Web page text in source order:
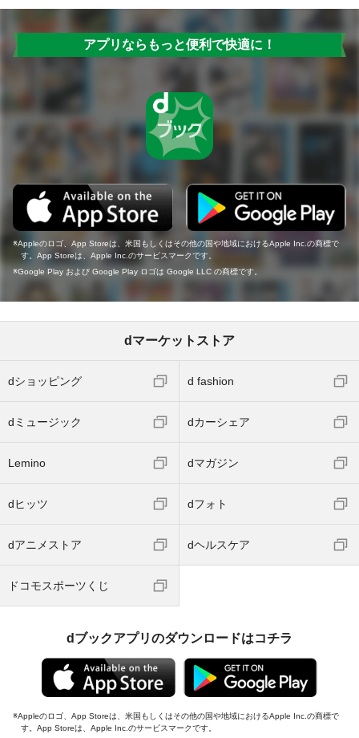
アプリならもっと便利で快適に！
Appleのロゴ、App Storeは、米国もしくはその他の国や地域におけるApple Inc.の商標で
す。App Storeは、Apple Inc.のサービスマークです。
Google Play および Google Play ロゴは Google LLC の商標です。
dマーケットストア
dショッピング d fashion
dミュージック dカーシェア
Lemino dマガジン
dヒッツ dフォト
dアニメストア dヘルスケア
ドコモスポーツくじ
dブックアプリのダウンロードはコチラ
Appleのロゴ、App Storeは、米国もしくはその他の国や地域におけるApple Inc.の商標で
す。App Storeは、Apple Inc.のサービスマークです。